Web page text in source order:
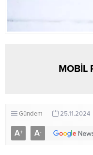
MOBİL
Gündem 25.11.2024
A+ A-